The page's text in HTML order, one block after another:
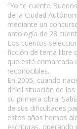
“Yo te cuento
de la Ciudad
mediante un
antología de 28
Los cuentos
ficción de tema libre
que esté enmarcada
reconocibles.
En 2005, cuando
difícil situación de
su primera obra.
de sus dificultades
estos años hemos
escrituras,